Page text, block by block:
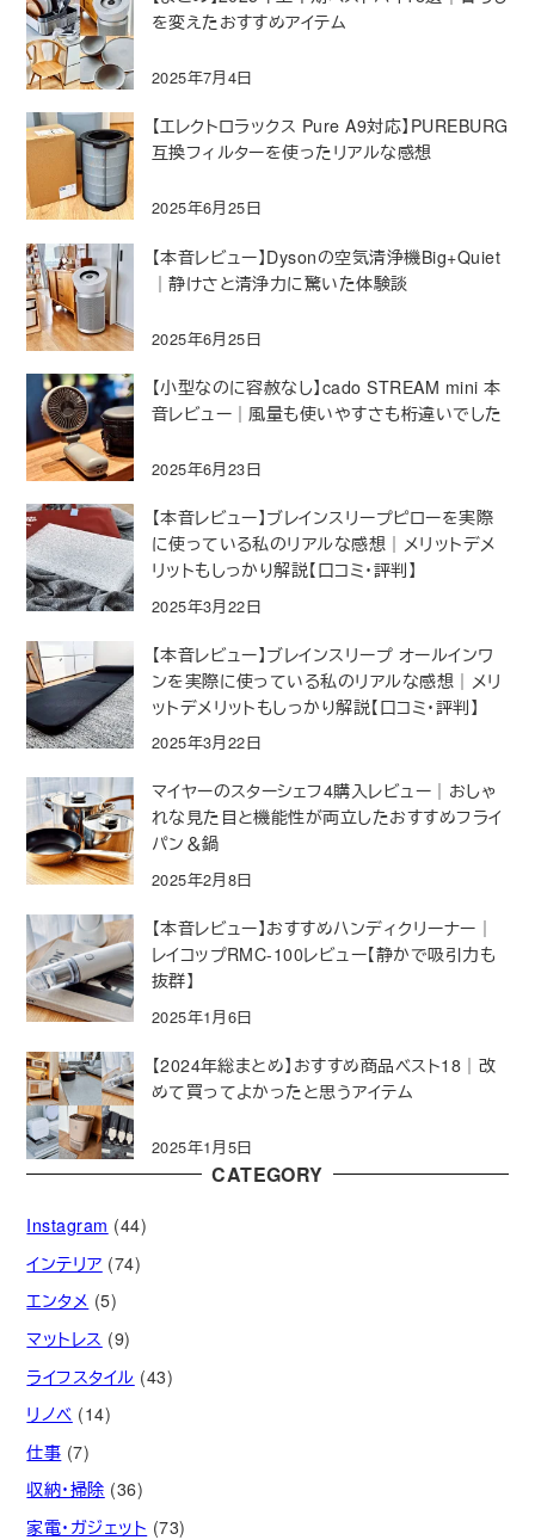
を変えたおすすめアイテム
2025年7月4日
【エレクトロラックス Pure A9対応】PUREBURG
互換フィルターを使ったリアルな感想
2025年6月25日
【本音レビュー】Dysonの空気清浄機Big+Quiet
｜静けさと清浄力に驚いた体験談
2025年6月25日
【小型なのに容赦なし】cado STREAM mini 本
音レビュー｜風量も使いやすさも桁違いでした
2025年6月23日
【本音レビュー】ブレインスリープピローを実際
に使っている私のリアルな感想｜メリットデメ
リットもしっかり解説【口コミ・評判】
2025年3月22日
【本音レビュー】ブレインスリープ オールインワ
ンを実際に使っている私のリアルな感想｜メリ
ットデメリットもしっかり解説【口コミ・評判】
2025年3月22日
マイヤーのスターシェフ4購入レビュー｜おしゃ
れな見た目と機能性が両立したおすすめフライ
パン＆鍋
2025年2月8日
【本音レビュー】おすすめハンディクリーナー｜
レイコップRMC-100レビュー【静かで吸引力も
抜群】
2025年1月6日
【2024年総まとめ】おすすめ商品ベスト18｜改
めて買ってよかったと思うアイテム
2025年1月5日
CATEGORY
Instagram (44)
インテリア (74)
エンタメ (5)
マットレス (9)
ライフスタイル (43)
リノベ (14)
仕事 (7)
収納・掃除 (36)
家電・ガジェット (73)